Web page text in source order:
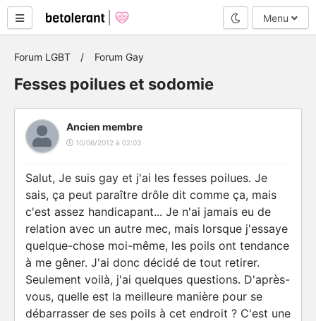
Mode nuit
Menu
Forum LGBT Forum Gay
Fesses poilues et sodomie
Ancien membre
10/06/2012 à 02:03
Salut, Je suis gay et j'ai les fesses poilues. Je
sais, ça peut paraître drôle dit comme ça, mais
c'est assez handicapant... Je n'ai jamais eu de
relation avec un autre mec, mais lorsque j'essaye
quelque-chose moi-même, les poils ont tendance
à me gêner. J'ai donc décidé de tout retirer.
Seulement voilà, j'ai quelques questions. D'après-
vous, quelle est la meilleure manière pour se
débarrasser de ses poils à cet endroit ? C'est une